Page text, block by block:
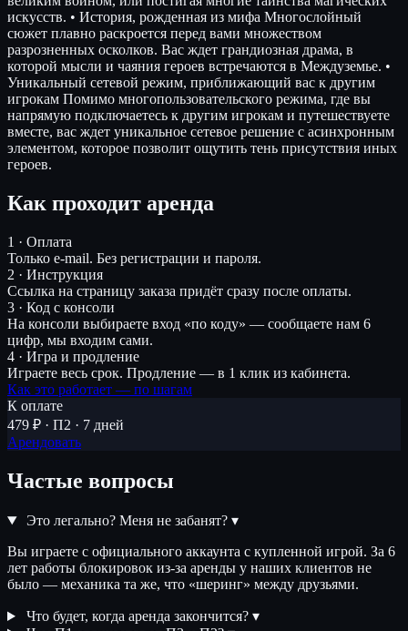
искусств. • История, рожденная из мифа Многослойный
сюжет плавно раскроется перед вами множеством
разрозненных осколков. Вас ждет грандиозная драма, в
которой мысли и чаяния героев встречаются в Междуземье. •
Уникальный сетевой режим, приближающий вас к другим
игрокам Помимо многопользовательского режима, где вы
напрямую подключаетесь к другим игрокам и путешествуете
вместе, вас ждет уникальное сетевое решение с асинхронным
элементом, которое позволит ощутить тень присутствия иных
героев.
Как проходит аренда
1 · Оплата
Только e-mail. Без регистрации и пароля.
2 · Инструкция
Ссылка на страницу заказа придёт сразу после оплаты.
3 · Код с консоли
На консоли выбираете вход «по коду» — сообщаете нам 6
цифр, мы входим сами.
4 · Игра и продление
Играете весь срок. Продление — в 1 клик из кабинета.
Как это работает — по шагам
К оплате
479 ₽ · П2 · 7 дней
Арендовать
Частые вопросы
Это легально? Меня не забанят? ▾
Вы играете с официального аккаунта с купленной игрой. За 6
лет работы блокировок из-за аренды у наших клиентов не
было — механика та же, что «шеринг» между друзьями.
Что будет, когда аренда закончится? ▾